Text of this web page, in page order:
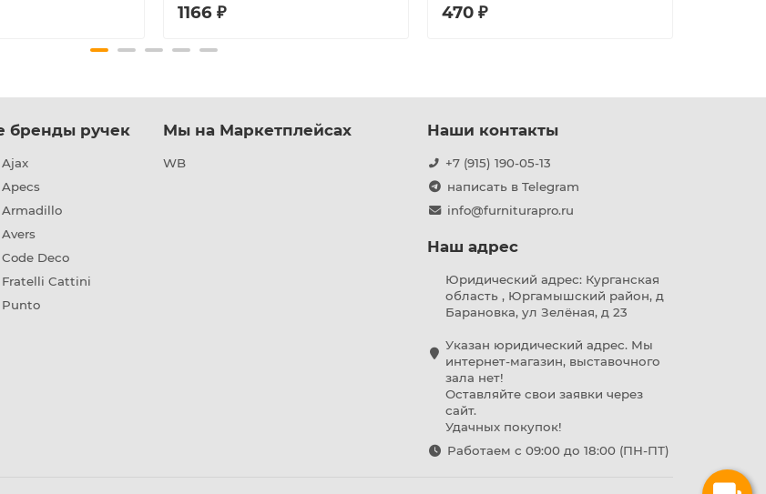
1166 ₽ 470 ₽
бренды ручек
Deco
Cattini
Мы на Маркетплейсах
WB
Наши контакты
+7 (915) 190-05-13
написать в Telegram
info@furniturapro.ru
Наш адрес
Юридический адрес: Курганская
область , Юргамышский район, д
Барановка, ул Зелёная, д 23
Указан юридический адрес. Мы
интернет-магазин, выставочного
зала нет!
Оставляйте свои заявки через
сайт.
Удачных покупок!
Работаем с 09:00 до 18:00 (ПН-ПТ)